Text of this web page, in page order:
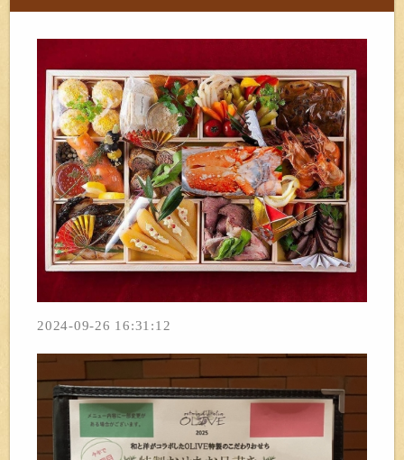
2024-09-26 16:31:12